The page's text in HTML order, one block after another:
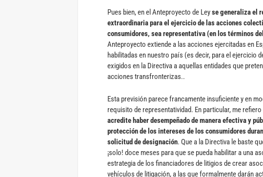
Pues bien, en el Anteproyecto de Leyse generaliza el
extraordinaria para el ejercicio de las acciones
consumidores, sea representativa (en los términos
Anteproyecto extiende a las acciones ejercitadas en
habilitadas en nuestro país (es decir, para el ejercicio
exigidos en la Directiva a aquellas entidades que
acciones transfronterizas..
Esta previsión parece francamente insuficiente y en
requisito de representatividad. En particular, me
acredite haber desempeñado de manera efectiva y
protección de los intereses de los consumidores
solicitud de designación. Que a la Directiva le baste
¡solo! doce meses para que se pueda habilitar a una
estrategia de los financiadores de litigios de crear
vehículos de litigación, a las que formalmente darán